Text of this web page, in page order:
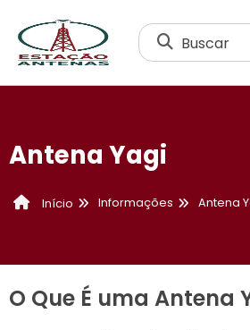
Buscar
Antena Yagi
Início Informações Antena
O Que É uma Antena